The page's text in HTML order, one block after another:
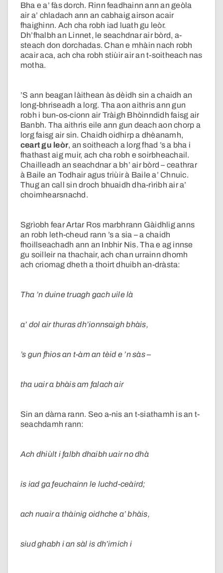
Bha e a’ fàs dorch. Rinn feadhainn ann an geòla
air a’ chladach ann an cabhaig airson acair
fhaighinn. Ach cha robh iad luath gu leòr.
Dh’fhalbh an Linnet, le seachdnar air bòrd, a-
steach don dorchadas. Chan e mhàin nach robh
acair aca, ach cha robh stiùir air an t-soitheach nas
motha.
’S ann beagan làithean às dèidh sin a chaidh an
long-bhriseadh a lorg. Tha aon aithris ann gun
robh i bun-os-cionn air Tràigh Bhòinndidh faisg air
Banbh. Tha aithris eile ann gun deach aon chorp a
lorg faisg air sin. Chaidh oidhirp a dhèanamh,
ceart gu leòr, an soitheach a lorg fhad ’s a bha i
fhathast aig muir, ach cha robh e soirbheachail.
Chailleadh an seachdnar a bh’ air bòrd – ceathrar
à Baile an Todhair agus triùir à Baile a’ Chnuic.
Thug an call sin droch bhuaidh dha-rìribh air a’
choimhearsnachd.
Sgrìobh fear Artar Ros marbhrann Gàidhlig anns
an robh leth-cheud rann ’s a sia – a chaidh
fhoillseachadh ann an Inbhir Nis. Tha e ag innse
gu soilleir na thachair, ach chan urrainn dhomh
ach criomag dheth a thoirt dhuibh an-dràsta:
Tha ’n duine truagh gach uile là
a’ dol air thuras dh’ionnsaigh bhàis,
’s gun fhios an t-àm an tèid e ’n sàs –
tha uair a bhàis am falach air
Sin an dàrna rann. Seo a-nis an t-siathamh is an t-
seachdamh rann:
Ach dhiùlt i falbh dhaibh uair no dhà
is iad ga feuchainn le luchd-ceàird;
ach nuair a thàinig oidhche a’ bhàis,
siud ghabh i an sàl is dh’imich i